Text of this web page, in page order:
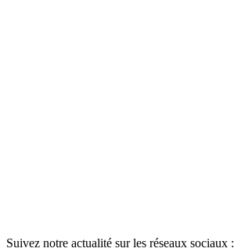
Suivez notre actualité sur les réseaux sociaux :